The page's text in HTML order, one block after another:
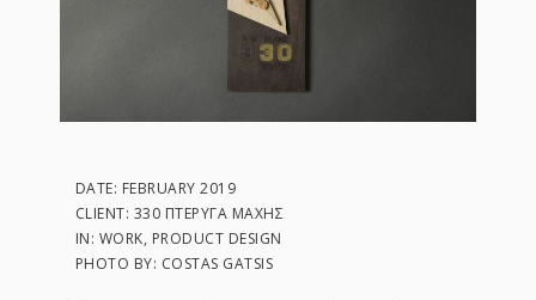
DATE: FEBRUARY 2019
CLIENT: 330 ΠΤΈΡΥΓΑ ΜΆΧΗΣ
IN: WORK, PRODUCT DESIGN
PHOTO BY: COSTAS GATSIS